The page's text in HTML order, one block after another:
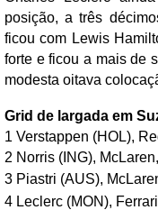
posição, a três
ficou com Lewis
forte e ficou a mais de
modesta oitava
Grid de largada em
1 Verstappen (HOL),
2 Norris (ING),
3 Piastri (AUS),
4 Leclerc (MON),